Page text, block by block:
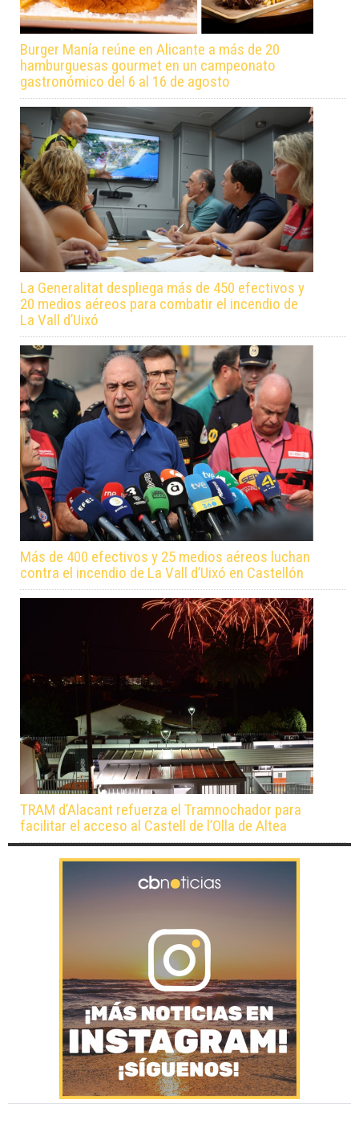
Burger Manía reúne en Alicante a más de 20
hamburguesas gourmet en un campeonato
gastronómico del 6 al 16 de agosto
La Generalitat despliega más de 450 efectivos y
20 medios aéreos para combatir el incendio de
La Vall d’Uixó
Más de 400 efectivos y 25 medios aéreos luchan
contra el incendio de La Vall d’Uixó en Castellón
TRAM d’Alacant refuerza el Tramnochador para
facilitar el acceso al Castell de l’Olla de Altea